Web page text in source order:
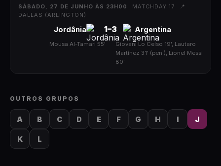
SÁBADO, 27 DE JUNHO ÀS 23H00 MATCHDAY 17
📍
DALLAS (ARLINGTON)
Jordânia 1–3 Argentina
Mousa Al-Tamari 55'
Giovani Lo Celso 19', Lautaro
Martínez 31' (pen.), Lionel Messi
80'
OUTROS GRUPOS
A B C D E F G H I J
K L